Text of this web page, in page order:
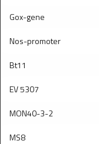
Gox-gene
Nos-promoter
Bt11
EV 5307
MON40-3-2
MS8